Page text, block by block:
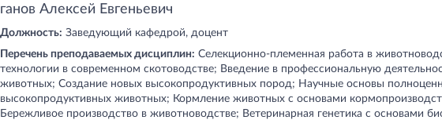
Алексей Евгеньевич
Должность: Заведующий кафедрой, доцент
Перечень преподаваемых дисциплин: Селекционно-племенная работа в
технологии в современном скотоводстве; Введение в профессиональную
животных; Создание новых высокопродуктивных пород; Научные основы
высокопродуктивных животных; Кормление животных с основами
Бережливое производство в животноводстве; Ветеринарная генетика с основами